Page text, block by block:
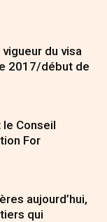
du visa
2017/début de
le Conseil
For
aujourd’hui,
qui